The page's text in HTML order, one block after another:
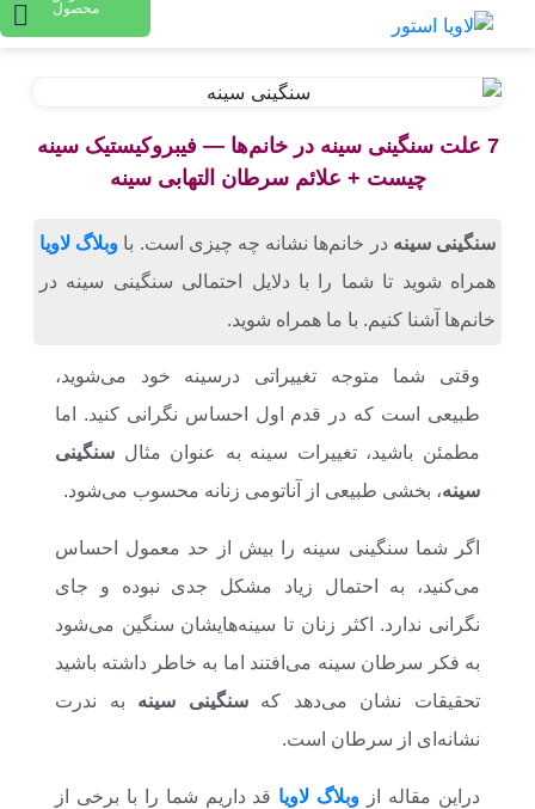
محصول
7 علت سنگینی سینه‌ در خانم‌‌ها — فیبروکیستیک سینه
چیست + علائم سرطان التهابی سینه
سنگینی سینه در خانم‌ها نشانه چه چیزی است. با وبلاگ لاویا
همراه شوید تا شما را با دلایل احتمالی سنگینی سینه در
خانم‌ها آشنا کنیم. با ما همراه شوید.
وقتی شما متوجه تغییراتی درسینه خود می‌شوید،
طبیعی است که در قدم اول احساس نگرانی کنید. اما
مطمئن باشید، تغییرات سینه به عنوان مثال سنگینی
سینه، بخشی طبیعی از آناتومی زنانه محسوب می‌شود.
اگر شما سنگینی سینه را بیش از حد معمول احساس
می‌کنید، به احتمال زیاد مشکل جدی نبوده و جای
نگرانی ندارد. اکثر زنان تا سینه‌هایشان سنگین می‌شود
به فکر سرطان سینه می‌افتند اما به خاطر داشته باشید
تحقیقات نشان می‌دهد که سنگینی سینه به ندرت
نشانه‌ای از سرطان است.
دراین مقاله از وبلاگ لاویا قد داریم شما را با برخی از